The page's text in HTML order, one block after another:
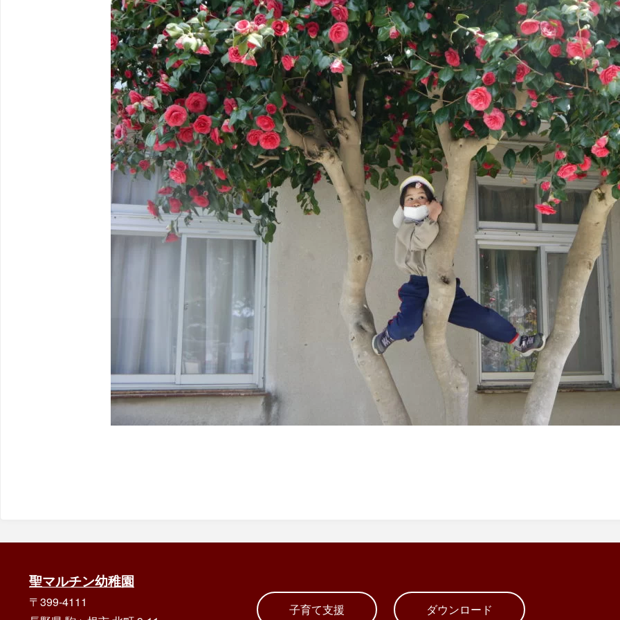
聖マルチン幼稚園
〒399-4111
子育て支援 ダウンロード